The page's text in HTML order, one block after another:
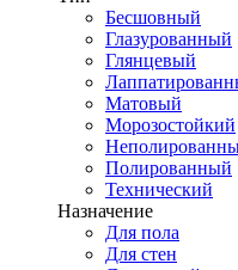
Бесшовный
Глазурованный
Глянцевый
Матовый
Морозостойкий
Полированный
Технический
Назначение
Для пола
Для стен